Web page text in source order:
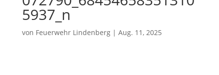
5937_n
von Feuerwehr Lindenberg| Aug. 11, 2025